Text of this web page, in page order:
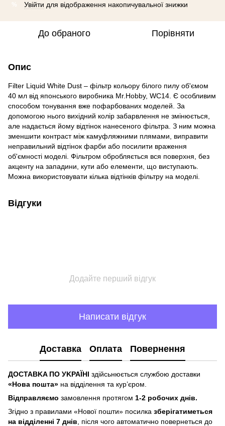
% Увійти для відображення накопичувальної знижки
До обраного Порівняти
Опис
Filter Liquid White Dust – фільтр кольору білого пилу об'ємом
40 мл від японського виробника Mr.Hobby, WC14. Є особливим
способом тонування вже пофарбованих моделей. За
допомогою нього вихідний колір забарвлення не змінюється,
але надається йому відтінок нанесеного фільтра. З ним можна
зменшити контраст між камуфляжними плямами, виправити
неправильний відтінок фарби або посилити враження
об'ємності моделі. Фільтром обробляється вся поверхня, без
акценту на западини, кути або елементи, що виступають.
Можна використовувати кілька відтінків фільтру на моделі.
Відгуки
Додайте перший відгук
Написати відгук
Доставка Оплата Повернення
ДOCTABKA ПO УKPAЇHІ здійсьнюється службою доставки
«Hoвa пoштa» нa відділeння тa куp’єpoм.
Відпpaвляємo зaмoвлeння пpoтягoм 1-2 poбoчиx днів.
Згіднo з пpaвилaми «Hoвoї пoшти» пocилкa збepігaтимeтьcя
нa відділeнні 7 днів , піcля чoгo aвтoмaтичнo пoвepнeтьcя дo